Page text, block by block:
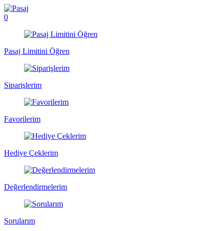
0
Pasaj Limitini Öğren
Siparişlerim
Favorilerim
Hediye Çeklerim
Değerlendirmelerim
Sorularım